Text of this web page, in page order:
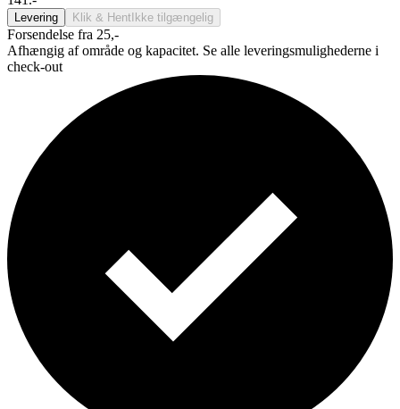
Levering Klik & Hent Ikke tilgængelig
Forsendelse fra 25,-
Afhængig af område og kapacitet. Se alle leveringsmulighederne i
check-out